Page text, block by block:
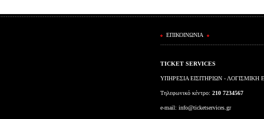
ΕΠΙΚΟΙΝΩΝΙΑ
TICKET SERVICES
ΥΠΗΡΕΣΙΑ ΕΙΣΙΤΗΡΙΩΝ - ΛΟΓΙΣΜΙΚΗ
Τηλεφωνικό κέντρο: 210 7234567
e-mail: info@ticketservices.gr